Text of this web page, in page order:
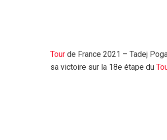
Tour de France 2021 – Tadej
sa victoire sur la 18e étape du